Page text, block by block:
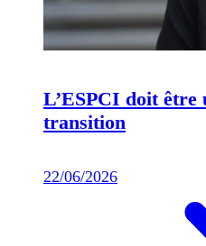
L’ESPCI doit être
transition
22/06/2026